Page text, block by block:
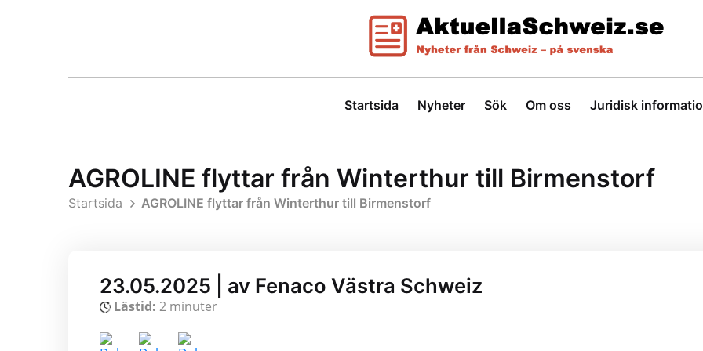
Startsida Nyheter Sök Om oss Juridisk
AGROLINE flyttar från Winterthur till Birmenstorf
Startsida AGROLINE flyttar från Winterthur till Birmenstorf
23.05.2025 | av Fenaco Västra Schweiz
Lästid: 2 minuter